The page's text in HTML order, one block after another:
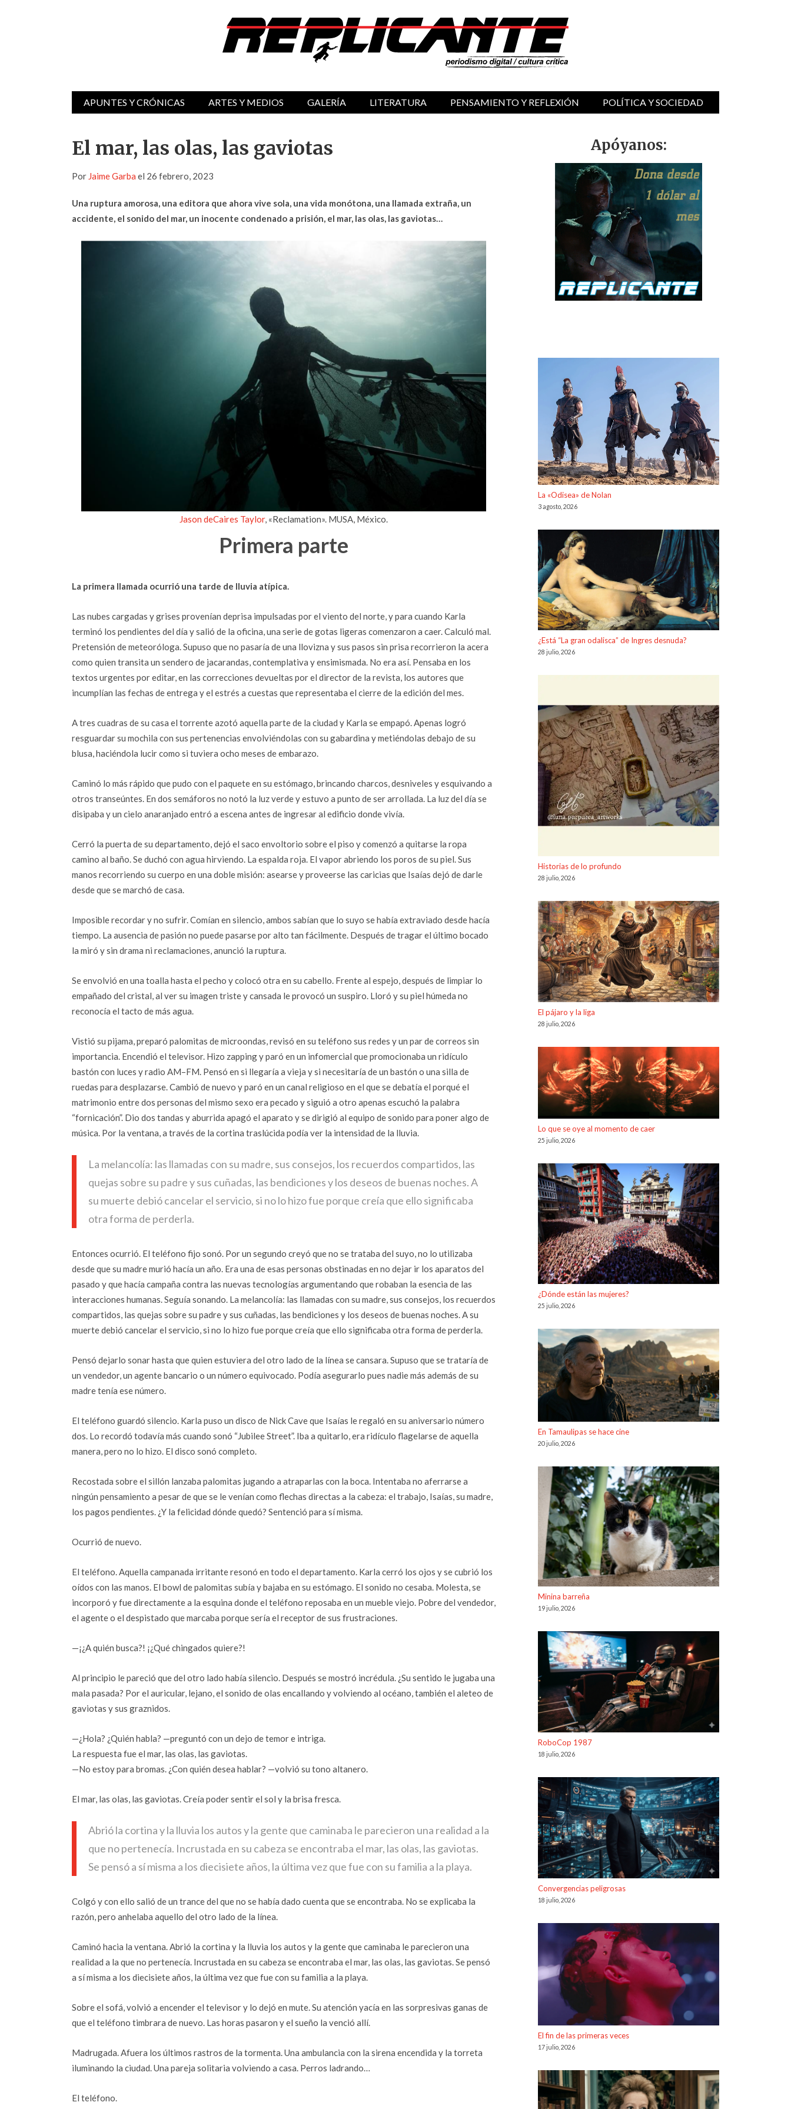
APUNTES Y CRÓNICAS ARTES Y MEDIOS GALERÍA LITERATURA PENSAMIENTO Y REFLEXIÓN POLÍTICA Y SOCIEDAD
El mar, las olas, las gaviotas
Por Jaime Garba el 26 febrero, 2023
Una ruptura amorosa, una editora que ahora vive sola, una vida monótona, una llamada extraña, un
accidente, el sonido del mar, un inocente condenado a prisión, el mar, las olas, las gaviotas…
Jason deCaires Taylor, «Reclamation». MUSA, México.
Primera parte
La primera llamada ocurrió una tarde de lluvia atípica.
Las nubes cargadas y grises provenían deprisa impulsadas por el viento del norte, y para cuando Karla
terminó los pendientes del día y salió de la oficina, una serie de gotas ligeras comenzaron a caer. Calculó mal.
Pretensión de meteoróloga. Supuso que no pasaría de una llovizna y sus pasos sin prisa recorrieron la acera
como quien transita un sendero de jacarandas, contemplativa y ensimismada. No era así. Pensaba en los
textos urgentes por editar, en las correcciones devueltas por el director de la revista, los autores que
incumplían las fechas de entrega y el estrés a cuestas que representaba el cierre de la edición del mes.
A tres cuadras de su casa el torrente azotó aquella parte de la ciudad y Karla se empapó. Apenas logró
resguardar su mochila con sus pertenencias envolviéndolas con su gabardina y metiéndolas debajo de su
blusa, haciéndola lucir como si tuviera ocho meses de embarazo.
Caminó lo más rápido que pudo con el paquete en su estómago, brincando charcos, desniveles y esquivando a
otros transeúntes. En dos semáforos no notó la luz verde y estuvo a punto de ser arrollada. La luz del día se
disipaba y un cielo anaranjado entró a escena antes de ingresar al edificio donde vivía.
Cerró la puerta de su departamento, dejó el saco envoltorio sobre el piso y comenzó a quitarse la ropa
camino al baño. Se duchó con agua hirviendo. La espalda roja. El vapor abriendo los poros de su piel. Sus
manos recorriendo su cuerpo en una doble misión: asearse y proveerse las caricias que Isaías dejó de darle
desde que se marchó de casa.
Imposible recordar y no sufrir. Comían en silencio, ambos sabían que lo suyo se había extraviado desde hacía
tiempo. La ausencia de pasión no puede pasarse por alto tan fácilmente. Después de tragar el último bocado
la miró y sin drama ni reclamaciones, anunció la ruptura.
Se envolvió en una toalla hasta el pecho y colocó otra en su cabello. Frente al espejo, después de limpiar lo
empañado del cristal, al ver su imagen triste y cansada le provocó un suspiro. Lloró y su piel húmeda no
reconocía el tacto de más agua.
Vistió su pijama, preparó palomitas de microondas, revisó en su teléfono sus redes y un par de correos sin
importancia. Encendió el televisor. Hizo zapping y paró en un infomercial que promocionaba un ridículo
bastón con luces y radio AM–FM. Pensó en si llegaría a vieja y si necesitaría de un bastón o una silla de
ruedas para desplazarse. Cambió de nuevo y paró en un canal religioso en el que se debatía el porqué el
matrimonio entre dos personas del mismo sexo era pecado y siguió a otro apenas escuchó la palabra
“fornicación”. Dio dos tandas y aburrida apagó el aparato y se dirigió al equipo de sonido para poner algo de
música. Por la ventana, a través de la cortina traslúcida podía ver la intensidad de la lluvia.
La melancolía: las llamadas con su madre, sus consejos, los recuerdos compartidos, las
quejas sobre su padre y sus cuñadas, las bendiciones y los deseos de buenas noches. A
su muerte debió cancelar el servicio, si no lo hizo fue porque creía que ello significaba
otra forma de perderla.
Entonces ocurrió. El teléfono fijo sonó. Por un segundo creyó que no se trataba del suyo, no lo utilizaba
desde que su madre murió hacía un año. Era una de esas personas obstinadas en no dejar ir los aparatos del
pasado y que hacía campaña contra las nuevas tecnologías argumentando que robaban la esencia de las
interacciones humanas. Seguía sonando. La melancolía: las llamadas con su madre, sus consejos, los recuerdos
compartidos, las quejas sobre su padre y sus cuñadas, las bendiciones y los deseos de buenas noches. A su
muerte debió cancelar el servicio, si no lo hizo fue porque creía que ello significaba otra forma de perderla.
Pensó dejarlo sonar hasta que quien estuviera del otro lado de la línea se cansara. Supuso que se trataría de
un vendedor, un agente bancario o un número equivocado. Podía asegurarlo pues nadie más además de su
madre tenía ese número.
El teléfono guardó silencio. Karla puso un disco de Nick Cave que Isaías le regaló en su aniversario número
dos. Lo recordó todavía más cuando sonó “Jubilee Street”. Iba a quitarlo, era ridículo flagelarse de aquella
manera, pero no lo hizo. El disco sonó completo.
Recostada sobre el sillón lanzaba palomitas jugando a atraparlas con la boca. Intentaba no aferrarse a
ningún pensamiento a pesar de que se le venían como flechas directas a la cabeza: el trabajo, Isaías, su madre,
los pagos pendientes. ¿Y la felicidad dónde quedó? Sentenció para sí misma.
Ocurrió de nuevo.
El teléfono. Aquella campanada irritante resonó en todo el departamento. Karla cerró los ojos y se cubrió los
oídos con las manos. El bowl de palomitas subía y bajaba en su estómago. El sonido no cesaba. Molesta, se
incorporó y fue directamente a la esquina donde el teléfono reposaba en un mueble viejo. Pobre del vendedor,
el agente o el despistado que marcaba porque sería el receptor de sus frustraciones.
—¡¿A quién busca?! ¡¿Qué chingados quiere?!
Al principio le pareció que del otro lado había silencio. Después se mostró incrédula. ¿Su sentido le jugaba una
mala pasada? Por el auricular, lejano, el sonido de olas encallando y volviendo al océano, también el aleteo de
gaviotas y sus graznidos.
—¿Hola? ¿Quién habla? —preguntó con un dejo de temor e intriga.
La respuesta fue el mar, las olas, las gaviotas.
—No estoy para bromas. ¿Con quién desea hablar? —volvió su tono altanero.
El mar, las olas, las gaviotas. Creía poder sentir el sol y la brisa fresca.
Abrió la cortina y la lluvia los autos y la gente que caminaba le parecieron una realidad a la
que no pertenecía. Incrustada en su cabeza se encontraba el mar, las olas, las gaviotas.
Se pensó a sí misma a los diecisiete años, la última vez que fue con su familia a la playa.
Colgó y con ello salió de un trance del que no se había dado cuenta que se encontraba. No se explicaba la
razón, pero anhelaba aquello del otro lado de la línea.
Caminó hacia la ventana. Abrió la cortina y la lluvia los autos y la gente que caminaba le parecieron una
realidad a la que no pertenecía. Incrustada en su cabeza se encontraba el mar, las olas, las gaviotas. Se pensó
a sí misma a los diecisiete años, la última vez que fue con su familia a la playa.
Sobre el sofá, volvió a encender el televisor y lo dejó en mute. Su atención yacía en las sorpresivas ganas de
que el teléfono timbrara de nuevo. Las horas pasaron y el sueño la venció allí.
Madrugada. Afuera los últimos rastros de la tormenta. Una ambulancia con la sirena encendida y la torreta
iluminando la ciudad. Una pareja solitaria volviendo a casa. Perros ladrando…
El teléfono.
Apóyanos:
La «Odisea» de Nolan
3 agosto, 2026
¿Está “La gran odalisca” de Ingres desnuda?
28 julio, 2026
Historias de lo profundo
28 julio, 2026
El pájaro y la liga
28 julio, 2026
Lo que se oye al momento de caer
25 julio, 2026
¿Dónde están las mujeres?
25 julio, 2026
En Tamaulipas se hace cine
20 julio, 2026
Minina barreña
19 julio, 2026
RoboCop 1987
18 julio, 2026
Convergencias peligrosas
18 julio, 2026
El fin de las primeras veces
17 julio, 2026